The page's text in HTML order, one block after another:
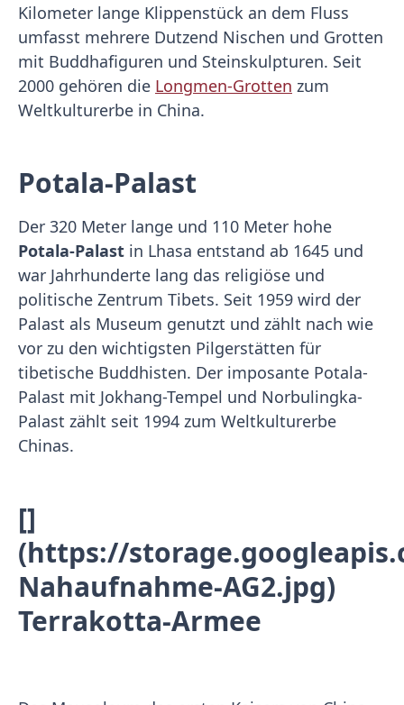
Kilometer lange Klippenstück an dem Fluss
umfasst mehrere Dutzend Nischen und Grotten
mit Buddhafiguren und Steinskulpturen. Seit
2000 gehören die Longmen-Grotten zum
Weltkulturerbe in China.
Potala-Palast
Der 320 Meter lange und 110 Meter hohe
Potala-Palast in Lhasa entstand ab 1645 und
war Jahrhunderte lang das religiöse und
politische Zentrum Tibets. Seit 1959 wird der
Palast als Museum genutzt und zählt nach wie
vor zu den wichtigsten Pilgerstätten für
tibetische Buddhisten. Der imposante Potala-
Palast mit Jokhang-Tempel und Norbulingka-
Palast zählt seit 1994 zum Weltkulturerbe
Chinas.
[]
(https://
Nahaufnahme-AG2.jpg)
Terrakotta-Armee